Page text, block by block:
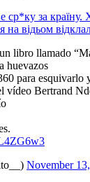
ср*ку за країну.
відьом
libro llamado
huevazos
para esquivarlo
vídeo Bertrand
November